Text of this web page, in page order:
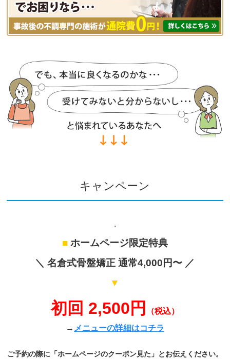
キャンペーン
.
■ホームページ限定特典
＼ 名倉式骨盤矯正 通常4,000円〜 ／
▼
初回 2,500円
（税込）
→ メニューの詳細はコチラ
ご予約の際に「ホームページのクーポン見た」とお伝えください。